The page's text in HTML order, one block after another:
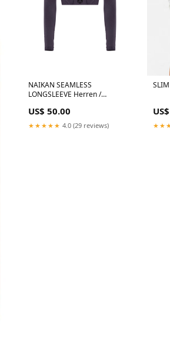
NAIKAN SEAMLESS
LONGSLEEVE Herren /
US$ 50.00
★★★★★ 4.0 (29 reviews)